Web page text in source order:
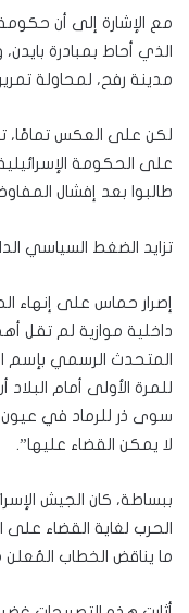
مع الإشارة إلى أن
الذي أحاط بمبادرة
مدينة رفح، لمحاولة
لكن على العكس تمامًا،
على الحكومة
طالبوا بعد إفشال
تزايد الضغط السياسي
إصرار حماس على إنهاء
المتحدث الرسمي بإسم
للمرة الأولى أمام
سوى ذر للرماد في عيون
لا يمكن القضاء عليها”.
ببساطة، كان الجيش
الحرب لغاية القضاء
ما يناقض الخطاب